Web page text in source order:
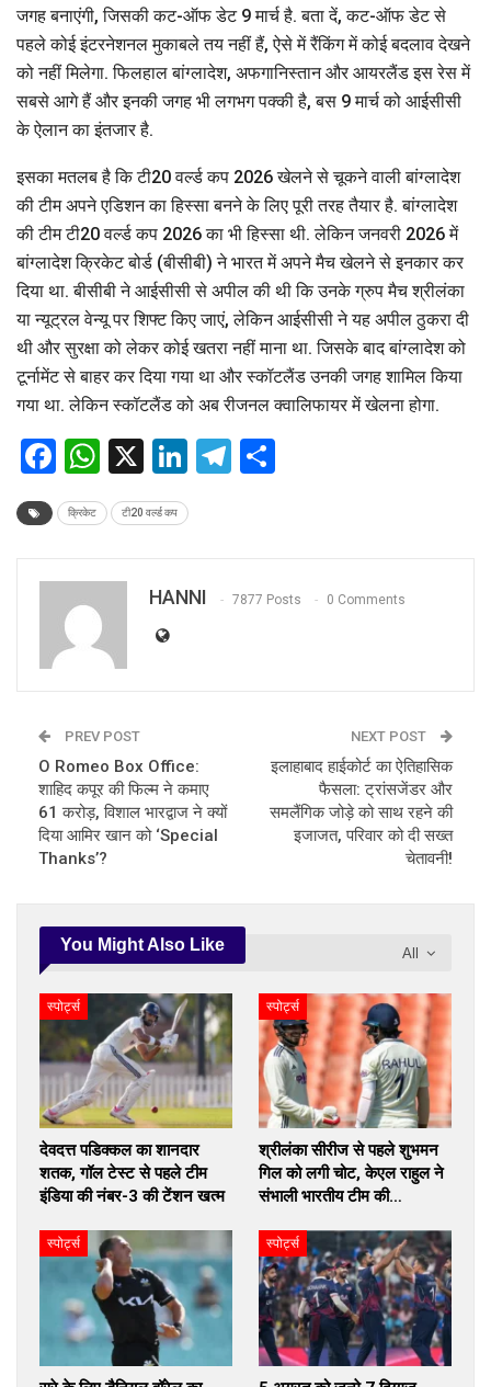
जगह बनाएंगी, जिसकी कट-ऑफ डेट 9 मार्च है. बता दें, कट-ऑफ डेट से
पहले कोई इंटरनेशनल मुकाबले तय नहीं हैं, ऐसे में रैंकिंग में कोई बदलाव देखने
को नहीं मिलेगा. फिलहाल बांग्लादेश, अफगानिस्तान और आयरलैंड इस रेस में
सबसे आगे हैं और इनकी जगह भी लगभग पक्की है, बस 9 मार्च को आईसीसी
के ऐलान का इंतजार है.
इसका मतलब है कि टी20 वर्ल्ड कप 2026 खेलने से चूकने वाली बांग्लादेश
की टीम अपने एडिशन का हिस्सा बनने के लिए पूरी तरह तैयार है. बांग्लादेश
की टीम टी20 वर्ल्ड कप 2026 का भी हिस्सा थी. लेकिन जनवरी 2026 में
बांग्लादेश क्रिकेट बोर्ड (बीसीबी) ने भारत में अपने मैच खेलने से इनकार कर
दिया था. बीसीबी ने आईसीसी से अपील की थी कि उनके ग्रुप मैच श्रीलंका
या न्यूट्रल वेन्यू पर शिफ्ट किए जाएं, लेकिन आईसीसी ने यह अपील ठुकरा दी
थी और सुरक्षा को लेकर कोई खतरा नहीं माना था. जिसके बाद बांग्लादेश को
टूर्नामेंट से बाहर कर दिया गया था और स्कॉटलैंड उनकी जगह शामिल किया
गया था. लेकिन स्कॉटलैंड को अब रीजनल क्वालिफायर में खेलना होगा.
Facebook
WhatsApp
X LinkedIn
Telegram
क्रिकेट टी20 वर्ल्ड कप
HANNI 7877 Posts 0 Comments
PREV POST
O Romeo Box Office:
शाहिद कपूर की फिल्म ने कमाए
61 करोड़, विशाल भारद्वाज ने क्यों
दिया आमिर खान को ‘Special
Thanks’?
NEXT POST
इलाहाबाद हाईकोर्ट का ऐतिहासिक
फैसला: ट्रांसजेंडर और
समलैंगिक जोड़े को साथ रहने की
इजाजत, परिवार को दी सख्त
चेतावनी!
All
You Might Also Like
स्पोर्ट्स
देवदत्त पडिक्कल का शानदार
शतक, गॉल टेस्ट से पहले टीम
इंडिया की नंबर-3 की टेंशन खत्म
स्पोर्ट्स
श्रीलंका सीरीज से पहले शुभमन
गिल को लगी चोट, केएल राहुल ने
संभाली भारतीय टीम की…
स्पोर्ट्स स्पोर्ट्स